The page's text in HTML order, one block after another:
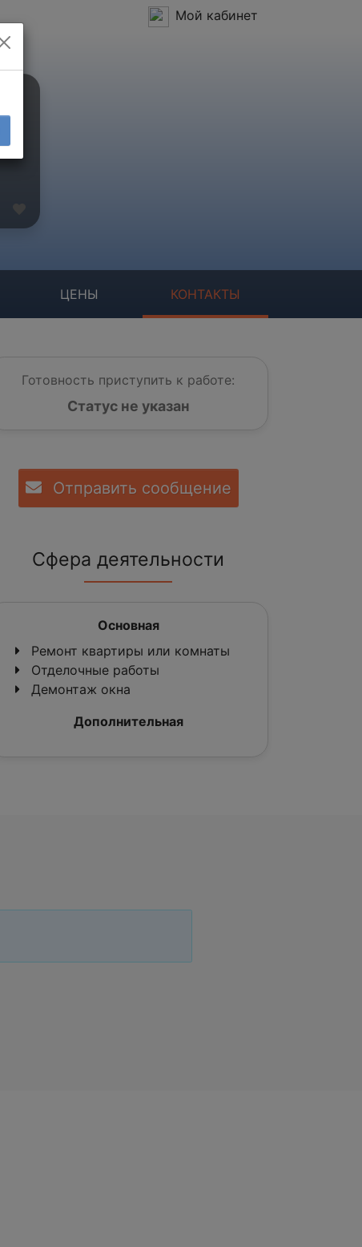
Мой кабинет
ЦЕНЫ КОНТАКТЫ
Готовность приступить к работе:
Статус не указан
Отправить сообщение
Сфера деятельности
Основная
Ремонт квартиры или комнаты
Отделочные работы
Демонтаж окна
Дополнительная